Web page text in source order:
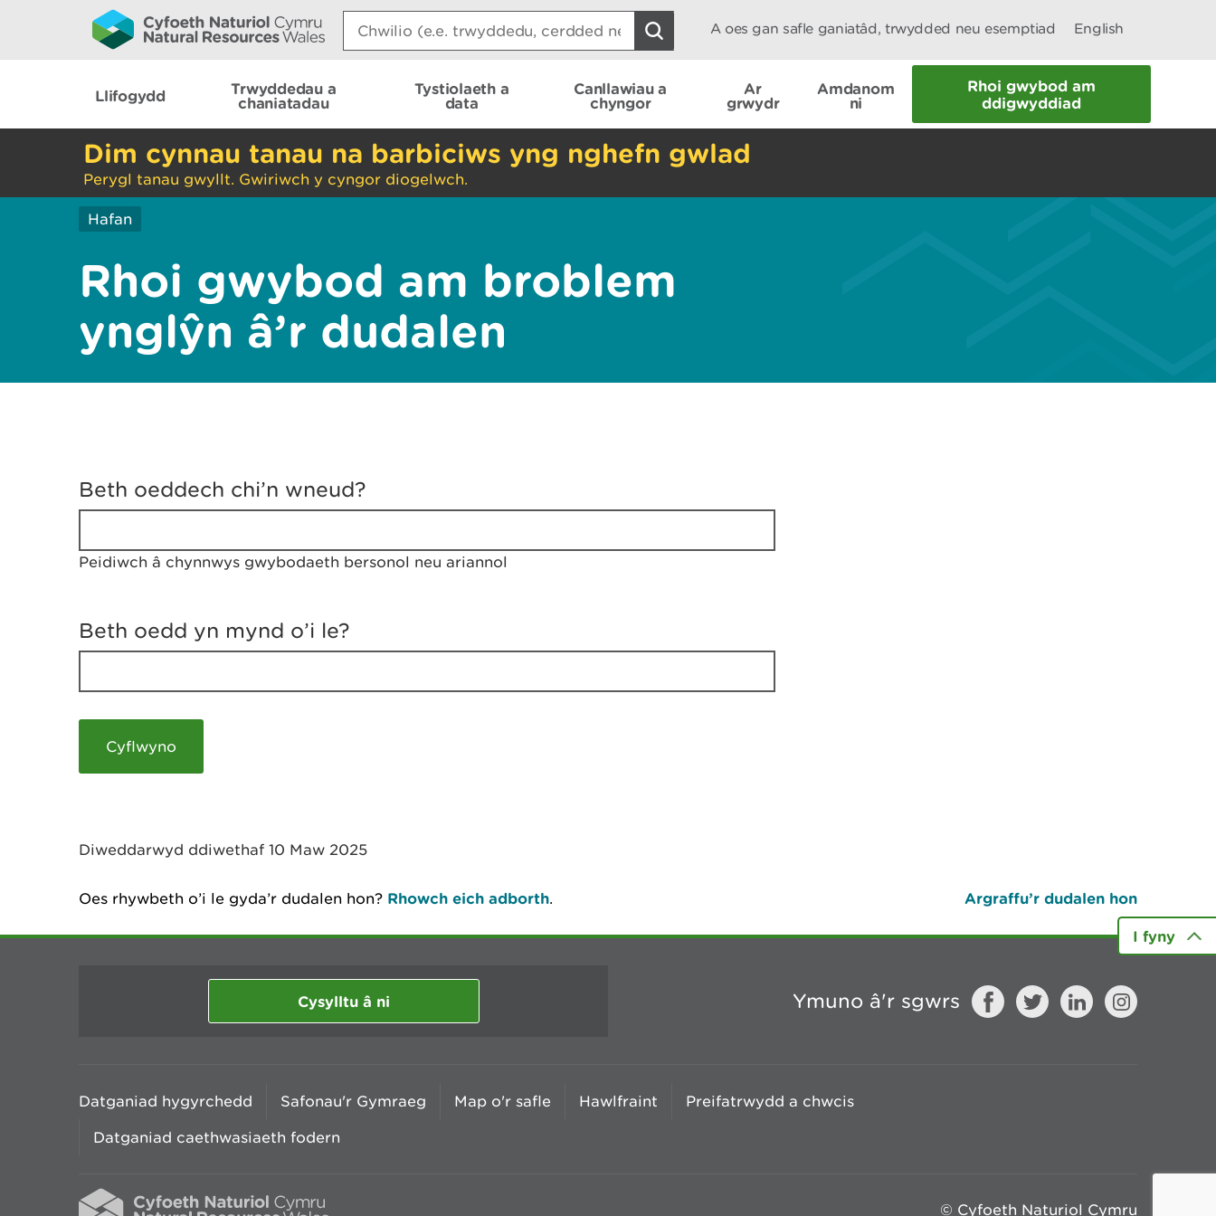
Search:
A oes gan safle ganiatâd, trwydded neu esemptiad English
Llifogydd
Trwyddedau a
chaniatadau
Tystiolaeth a
data
Canllawiau a
chyngor
Ar
grwydr
Amdanom
ni
Rhoi gwybod am
ddigwyddiad
Dim cynnau tanau na barbiciws yng nghefn gwlad
Perygl tanau gwyllt. Gwiriwch y cyngor diogelwch.
Hafan
Rhoi gwybod am broblem
ynglŷn â’r dudalen
w
e
w
c
r
t
h
m
w
l
Beth oeddech chi’n wneud?
Peidiwch â chynnwys gwybodaeth bersonol neu ariannol
Beth oedd yn mynd o’i le?
Diweddarwyd ddiwethaf 10 Maw 2025
Oes rhywbeth o’i le gyda’r dudalen hon? Rhowch eich adborth. Argraffu’r dudalen hon
I fyny
Cysylltu â ni Ymuno â'r sgwrs
Datganiad hygyrchedd Safonau'r Gymraeg Map o'r safle Hawlfraint
Preifatrwydd a chwcis
Datganiad caethwasiaeth fodern
© Cyfoeth Naturiol Cymru